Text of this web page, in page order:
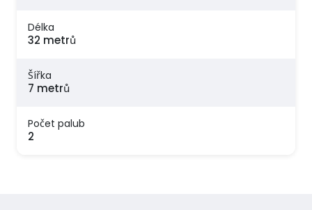
Délka
32 metrů
Šířka
7 metrů
Počet palub
2